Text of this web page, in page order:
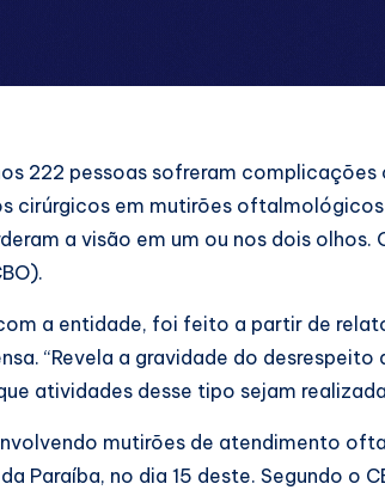
222 pessoas sofreram complicações
cirúrgicos em mutirões oftalmológicos
a visão em um ou nos dois olhos.
a entidade, foi feito a partir de
“Revela a gravidade do
atividades desse tipo sejam
mutirões de atendimento
Paraíba, no dia 15 deste. Segundo o